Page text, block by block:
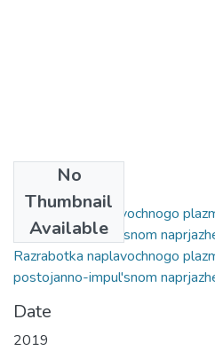
No
Thumbnail
Available
Razrabotka naplavochnogo
postojanno-impul'snom
Razrabotka naplavochnogo
postojanno-impul'snom
Date
2019